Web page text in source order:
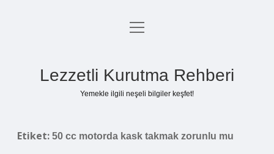
Anasayfa
menüyü
Lezzetli Kurutma Rehberi
Yemekle ilgili neşeli bilgiler keşfet!
Etiket: 50 cc motorda kask takmak zorunlu mu